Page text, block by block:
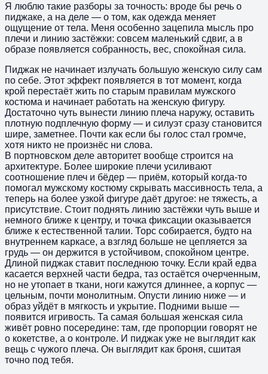
Я люблю такие разборы за точность: вроде бы речь о
пиджаке, а на деле — о том, как одежда меняет
ощущение от тела. Меня особенно зацепила мысль про
плечи и линию застёжки: совсем маленький сдвиг, а в
образе появляется собранность, вес, спокойная сила.
Пиджак не начинает излучать большую женскую силу сам
по себе. Этот эффект появляется в тот момент, когда
крой перестаёт жить по старым правилам мужского
костюма и начинает работать на женскую фигуру.
Достаточно чуть вынести линию плеча наружу, оставить
плотную подплечную форму — и силуэт сразу становится
шире, заметнее. Почти как если бы голос стал громче,
хотя никто не произнёс ни слова.
В портновском деле авторитет вообще строится на
архитектуре. Более широкие плечи усиливают
соотношение плеч и бёдер — приём, который когда-то
помогал мужскому костюму скрывать массивность тела, а
теперь на более узкой фигуре даёт другое: не тяжесть, а
присутствие. Стоит поднять линию застёжки чуть выше и
немного ближе к центру, и точка фиксации оказывается
ближе к естественной талии. Торс собирается, будто на
внутреннем каркасе, а взгляд больше не цепляется за
грудь — он держится в устойчивом, спокойном центре.
Длиной пиджак ставит последнюю точку. Если край едва
касается верхней части бедра, таз остаётся очерченным,
но не утопает в ткани, ноги кажутся длиннее, а корпус —
цельным, почти монолитным. Опусти линию ниже — и
образ уйдёт в мягкость и укрытие. Подними выше —
появится игривость. Та самая большая женская сила
живёт ровно посередине: там, где пропорции говорят не
о кокетстве, а о контроле. И пиджак уже не выглядит как
вещь с чужого плеча. Он выглядит как броня, сшитая
точно под тебя.